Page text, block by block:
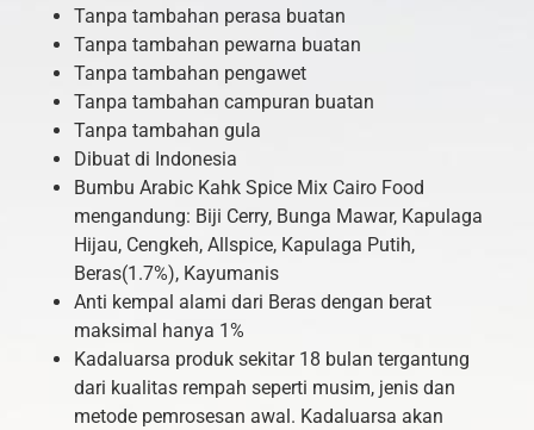
Tanpa tambahan perasa buatan
Tanpa tambahan pewarna buatan
Tanpa tambahan pengawet
Tanpa tambahan campuran buatan
Tanpa tambahan gula
Dibuat di Indonesia
Bumbu Arabic Kahk Spice Mix Cairo Food
mengandung: Biji Cerry, Bunga Mawar, Kapulaga
Hijau, Cengkeh, Allspice, Kapulaga Putih,
Beras(1.7%), Kayumanis
Anti kempal alami dari Beras dengan berat
maksimal hanya 1%
Kadaluarsa produk sekitar 18 bulan tergantung
dari kualitas rempah seperti musim, jenis dan
metode pemrosesan awal. Kadaluarsa akan